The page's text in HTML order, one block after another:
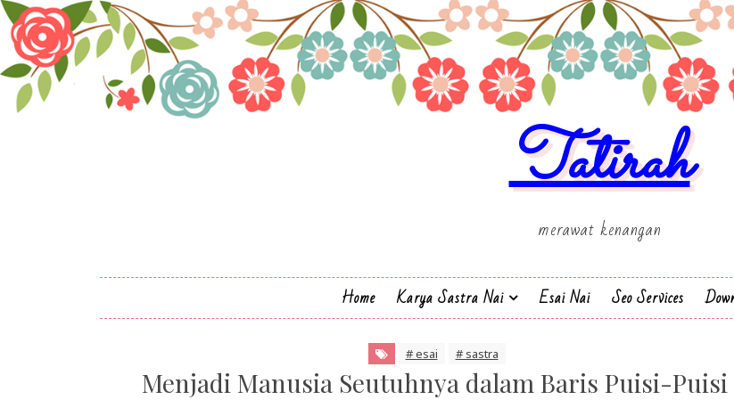
Tatirah
merawat kenangan
Home Karya Sastra Nai Esai Nai Seo Services
# esai # sastra
Menjadi Manusia Seutuhnya dalam Baris Puisi-Puisi